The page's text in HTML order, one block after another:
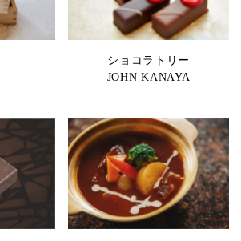
ショコラトリー
JOHN KANAYA